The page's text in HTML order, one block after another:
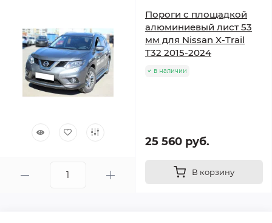
Пороги с площадкой
алюминиевый лист 53
мм для Nissan X-Trail
T32 2015-2024
в наличии
25 560 руб.
В корзину